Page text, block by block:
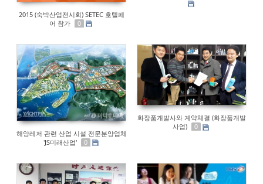
2015 (숙박산업전시회) SETEC 호텔페
어 참가
0
해양레저 관련 산업 시설 전문분양업체
'JS미래산업'
0
화장품개발사와 계약체결 (화장품개발
사업)
0